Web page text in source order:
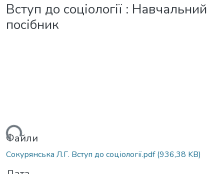
Вступ до соціології : Навчальний
посібник
Файли
Сокурянська Л.Г. Вступ до соціології.pdf(936,38 KB)